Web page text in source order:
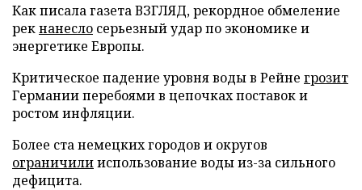
Как писала газета ВЗГЛЯД, рекордное обмеление
рекнанесло серьезный удар по экономике и
энергетике Европы.
Критическое падение уровня воды в Рейне грозит
Германии перебоями в цепочках поставок и
ростом инфляции.
Более ста немецких городов и округов
ограничилииспользование воды из-за сильного
дефицита.